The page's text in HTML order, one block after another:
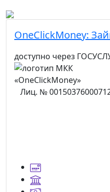
OneClickMoney:
доступно через
Лиц. №